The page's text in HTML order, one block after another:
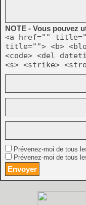
NOTE - Vous pouvez
<a href=""
title=""> <b>
<code> <del
<s> <strike>
Prévenez-moi de tous
Prévenez-moi de tous